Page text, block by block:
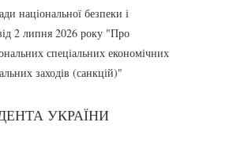
національної безпеки і
2 липня 2026 року "Про
спеціальних економічних
заходів (санкцій)"
УКРАЇНИ